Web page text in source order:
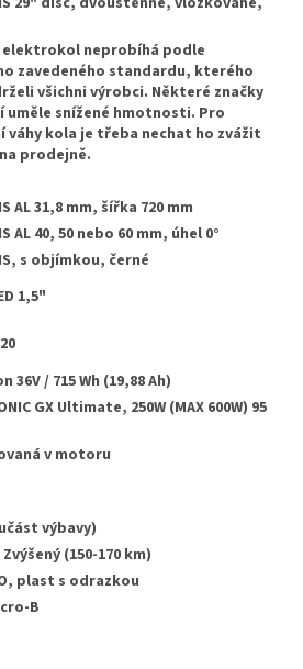
elektrokol neprobíhá podle
zavedeného standardu, kterého
všichni výrobci. Některé značky
uměle snížené hmotnosti. Pro
váhy kola je třeba nechat ho zvážit
prodejně.
AL 31,8 mm, šířka 720 mm
AL 40, 50 nebo 60 mm, úhel 0°
s objímkou, černé
1,5"
36V / 715 Wh (19,88 Ah)
GX Ultimate, 250W (MAX 600W) 95
v motoru
výbavy)
Zvýšený (150-170 km)
plast s odrazkou
B